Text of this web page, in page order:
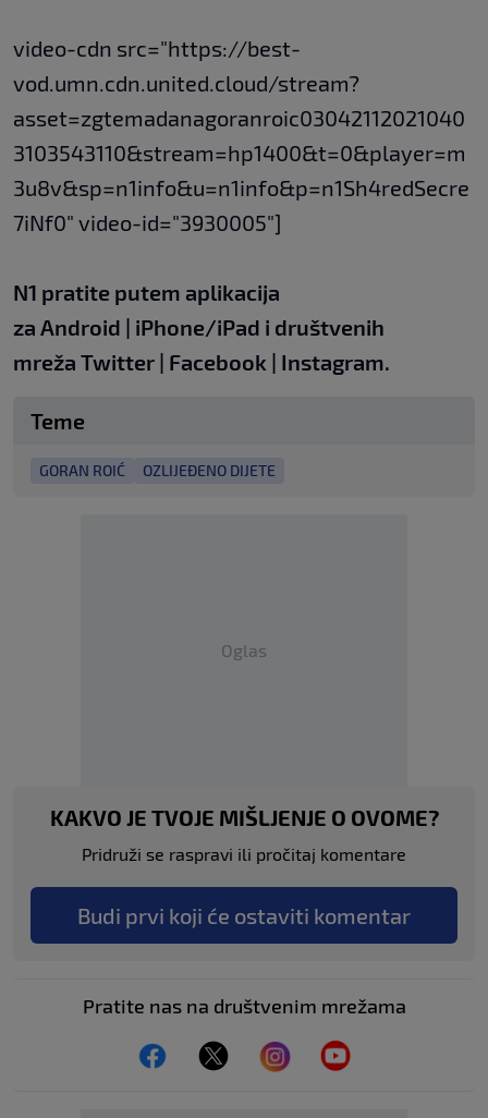
video-cdn src="https://best-
vod.umn.cdn.united.cloud/stream?
asset=zgtemadanagoranroic03042112021040
3103543110&stream=hp1400&t=0&player=m
3u8v&sp=n1info&u=n1info&p=n1Sh4redSecre
7iNf0" video-id="3930005"]
N1 pratite putem aplikacija
za Android | iPhone/iPad i društvenih
mreža Twitter | Facebook | Instagram.
Teme
GORAN ROIĆ OZLIJEĐENO DIJETE
Oglas
KAKVO JE TVOJE MIŠLJENJE O OVOME?
Pridruži se raspravi ili pročitaj komentare
Budi prvi koji će ostaviti komentar
Pratite nas na društvenim mrežama